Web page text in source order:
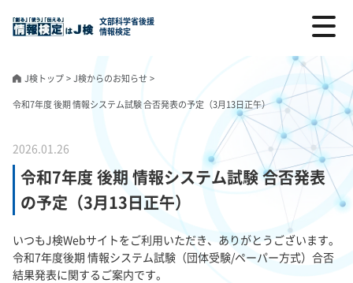
文部科学省後援
情報検定
J検トップ>J検からのお知らせ >
令和7年度 後期 情報システム試験 合否発表の予定（3月13日正午）
2026.01.26
令和7年度 後期 情報システム試験 合否発表
の予定（3月13日正午）
いつもJ検Webサイトをご利用いただき、ありがとうございます。
令和7年度後期 情報システム試験（団体受験/ペーパー方式）合否
結果発表に関するご案内です。